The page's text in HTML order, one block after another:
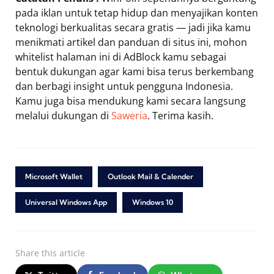
pada iklan untuk tetap hidup dan menyajikan konten
teknologi berkualitas secara gratis — jadi jika kamu
menikmati artikel dan panduan di situs ini, mohon
whitelist halaman ini di AdBlock kamu sebagai
bentuk dukungan agar kami bisa terus berkembang
dan berbagi insight untuk pengguna Indonesia.
Kamu juga bisa mendukung kami secara langsung
melalui dukungan di Saweria. Terima kasih.
Microsoft Wallet Outlook Mail & Calender
Universal Windows App Windows 10
Share this article